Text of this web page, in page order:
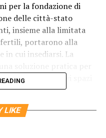
per la fondazione di
delle città-stato
insieme alla limitata
portarono alla
in cui insediarsi. La
e trovare nuovi spazi
LIKE